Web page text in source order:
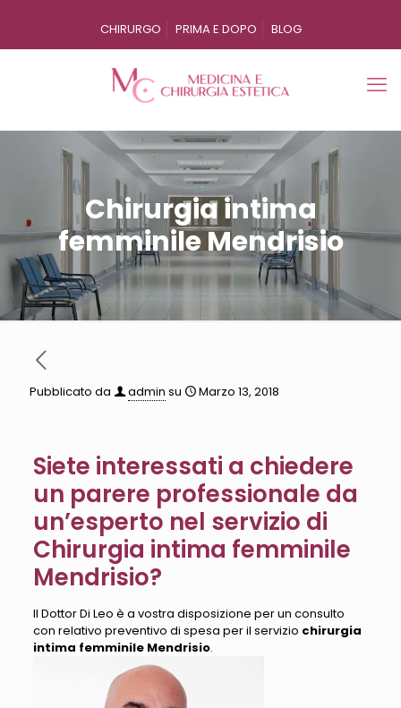
CHIRURGO PRIMA E DOPO BLOG
Chirurgia intima
femminile Mendrisio
Pubblicato da admin su Marzo 13, 2018
Siete interessati a chiedere
un parere professionale da
un’esperto nel servizio di
Chirurgia intima femminile
Mendrisio?
Il Dottor Di Leo è a vostra disposizione per un consulto
con relativo preventivo di spesa per il servizio chirurgia
intima femminile Mendrisio.